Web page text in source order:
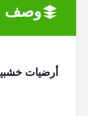
وصف
أرضيات